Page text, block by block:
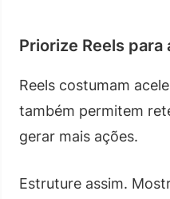
Priorize Reels
Reels costumam
também permitem
gerar mais ações.
Estruture assim.